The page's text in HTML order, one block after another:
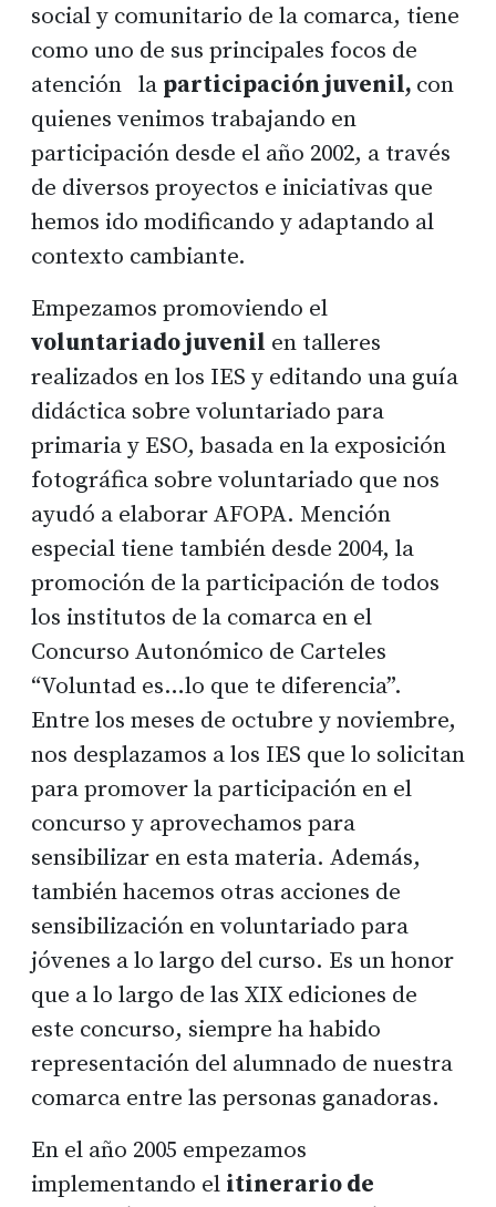
social y comunitario de la comarca, tiene
como uno de sus principales focos de
atención la participación juvenil, con
quienes venimos trabajando en
participación desde el año 2002, a través
de diversos proyectos e iniciativas que
hemos ido modificando y adaptando al
contexto cambiante.
Empezamos promoviendo el
voluntariado juvenil en talleres
realizados en los IES y editando una guía
didáctica sobre voluntariado para
primaria y ESO, basada en la exposición
fotográfica sobre voluntariado que nos
ayudó a elaborar AFOPA. Mención
especial tiene también desde 2004, la
promoción de la participación de todos
los institutos de la comarca en el
Concurso Autonómico de Carteles
“Voluntad es…lo que te diferencia”.
Entre los meses de octubre y noviembre,
nos desplazamos a los IES que lo solicitan
para promover la participación en el
concurso y aprovechamos para
sensibilizar en esta materia. Además,
también hacemos otras acciones de
sensibilización en voluntariado para
jóvenes a lo largo del curso. Es un honor
que a lo largo de las XIX ediciones de
este concurso, siempre ha habido
representación del alumnado de nuestra
comarca entre las personas ganadoras.
En el año 2005 empezamos
implementando el itinerario de